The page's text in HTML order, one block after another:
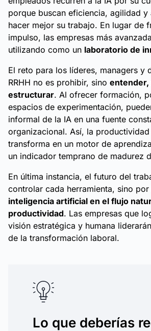
porque buscan eficiencia, agilidad y
hacer mejor su trabajo. En lugar de
impulso, las empresas más
utilizando como un laboratorio de
El reto para los líderes, managers y
RRHH no es prohibir, sino entender,
estructurar. Al ofrecer formación,
espacios de experimentación,
informal de la IA en una fuente
organizacional. Así, la
transforma en un motor de
un indicador temprano de madurez
En última instancia, el futuro del
controlar cada herramienta, sino por
inteligencia artificial en el flujo
productividad. Las empresas que
visión estratégica y humana
de la transformación laboral.
Lo que deberías